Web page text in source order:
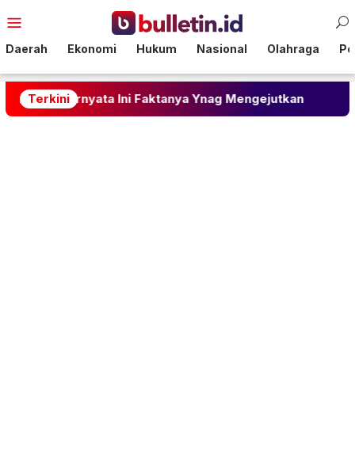
ke
Mobile
Daerah Ekonomi Hukum Nasional Olahraga
Terkini
Ternyata Ini Faktanya Ynag Mengejutkan Rahasia